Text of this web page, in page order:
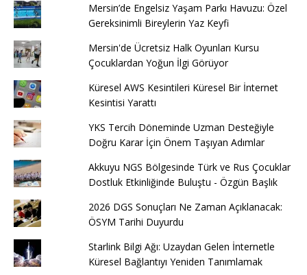
Mersin’de Engelsiz Yaşam Parkı Havuzu: Özel
Gereksinimli Bireylerin Yaz Keyfi
Mersin'de Ücretsiz Halk Oyunları Kursu
Çocuklardan Yoğun İlgi Görüyor
Küresel AWS Kesintileri Küresel Bir İnternet
Kesintisi Yarattı
YKS Tercih Döneminde Uzman Desteğiyle
Doğru Karar İçin Önem Taşıyan Adımlar
Akkuyu NGS Bölgesinde Türk ve Rus Çocuklar
Dostluk Etkinliğinde Buluştu - Özgün Başlık
2026 DGS Sonuçları Ne Zaman Açıklanacak:
ÖSYM Tarihi Duyurdu
Starlink Bilgi Ağı: Uzaydan Gelen İnternetle
Küresel Bağlantıyı Yeniden Tanımlamak